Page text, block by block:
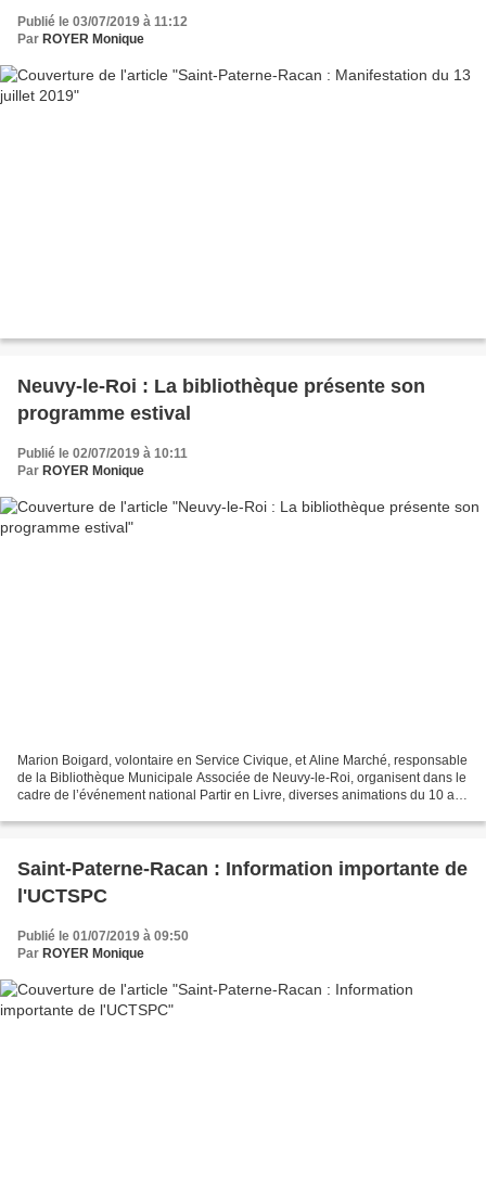
Publié le 03/07/2019 à 11:12
Par ROYER Monique
Neuvy-le-Roi : La bibliothèque présente son
programme estival
Publié le 02/07/2019 à 10:11
Par ROYER Monique
Marion Boigard, volontaire en Service Civique, et Aline Marché, responsable
de la Bibliothèque Municipale Associée de Neuvy-le-Roi, organisent dans le
cadre de l’événement national Partir en Livre, diverses animations du 10 au
Saint-Paterne-Racan : Information importante de
l'UCTSPC
Publié le 01/07/2019 à 09:50
Par ROYER Monique